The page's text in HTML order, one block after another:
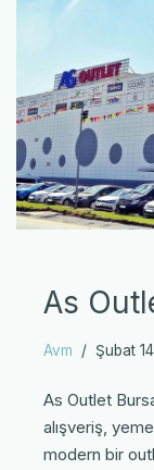
As
Avm Şubat
As Outlet
alışveriş,
modern bir